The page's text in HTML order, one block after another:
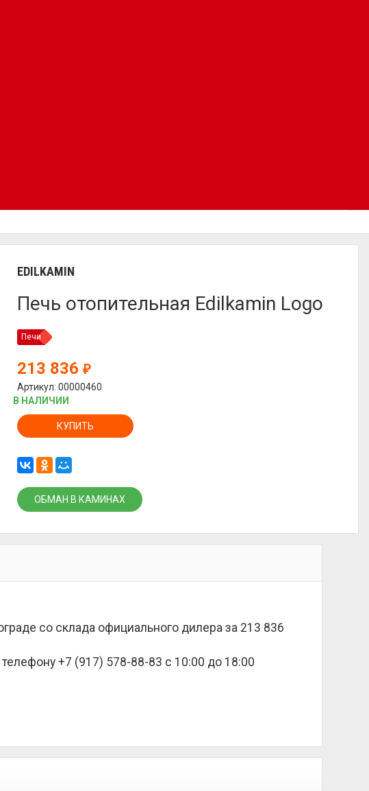
EDILKAMIN
Печь отопительная Edilkamin Logo
Печи
213 836₽
Артикул: 00000460
В НАЛИЧИИ
КУПИТЬ
ОБМАН В КАМИНАХ
со склада официального дилера за 213 836
+7 (917) 578-88-83 с 10:00 до 18:00